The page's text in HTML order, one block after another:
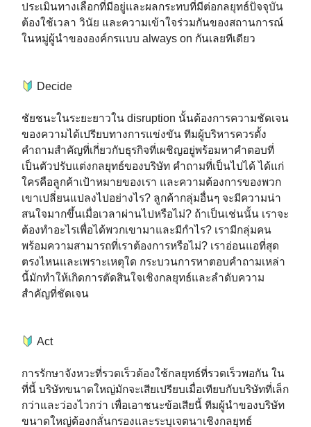
ประเมินทางเลือกที่มีอยู่และผลกระทบที่มีต่อกลยุทธ์ปัจจุบัน
ต้องใช้เวลา วินัย และความเข้าใจร่วมกันของสถานการณ์
ในหมู่ผู้นำขององค์กรแบบ always on กันเลยทีเดียว⁣
Decide ⁣
ชัยชนะในระยะยาวใน disruption นั้นต้องการความชัดเจน
ของความได้เปรียบทางการแข่งขัน ทีมผู้บริหารควรตั้ง
คำถามสำคัญที่เกี่ยวกับธุรกิจที่เผชิญอยู่พร้อมหาคำตอบที่
เป็นตัวปรับแต่งกลยุทธ์ของบริษัท คำถามที่เป็นไปได้ ได้แก่
ใครคือลูกค้าเป้าหมายของเรา และความต้องการของพวก
เขาเปลี่ยนแปลงไปอย่างไร? ลูกค้ากลุ่มอื่นๆ จะมีความน่า
สนใจมากขึ้นเมื่อเวลาผ่านไปหรือไม่? ถ้าเป็นเช่นนั้น เราจะ
ต้องทำอะไรเพื่อได้พวกเขามาและมีกำไร? เรามีกลุ่มคน
พร้อมความสามารถที่เราต้องการหรือไม่? เราอ่อนแอที่สุด
ตรงไหนและเพราะเหตุใด กระบวนการหาตอบคำถามเหล่า
นี้มักทำให้เกิดการตัดสินใจเชิงกลยุทธ์และลำดับความ
สำคัญที่ชัดเจน⁣
Act⁣
การรักษาจังหวะที่รวดเร็วต้องใช้กลยุทธ์ที่รวดเร็วพอกัน ใน
ที่นี้ บริษัทขนาดใหญ่มักจะเสียเปรียบเมื่อเทียบกับบริษัทที่เล็ก
กว่าและว่องไวกว่า เพื่อเอาชนะข้อเสียนี้ ทีมผู้นำของบริษัท
ขนาดใหญ่ต้องกลั่นกรองและระบุเจตนาเชิงกลยุทธ์